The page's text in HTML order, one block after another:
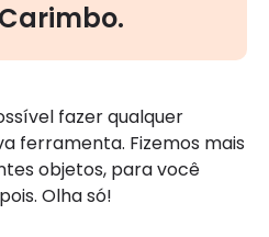
fazer qualquer
ferramenta. Fizemos mais
objetos, para você
Olha só!